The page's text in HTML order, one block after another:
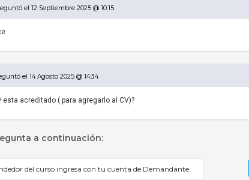
el 12 Septiembre 2025 @ 10:15
el 14 Agosto 2025 @ 14:34
acreditado ( para agregarlo al CV)?
a continuación:
del curso ingresa con tu cuenta de Demandante.